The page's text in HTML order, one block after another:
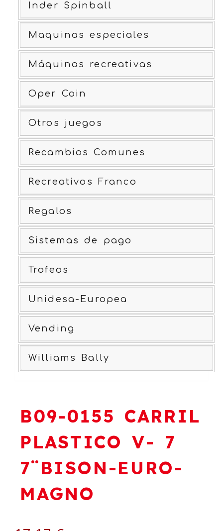
Inder Spinball
Maquinas especiales
Máquinas recreativas
Oper Coin
Otros juegos
Recambios Comunes
Recreativos Franco
Regalos
Sistemas de pago
Trofeos
Unidesa-Europea
Vending
Williams Bally
B09-0155 CARRIL
PLASTICO V- 7
7¨BISON-EURO-
MAGNO